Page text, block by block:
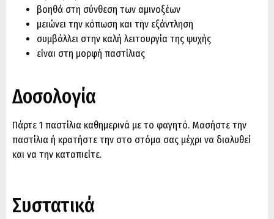
βοηθά στη σύνθεση των αμινοξέων
μειώνει την κόπωση και την εξάντληση
συμβάλλει στην καλή λειτουργία της ψυχής
είναι στη μορφή παστίλιας
Δοσολογία
Πάρτε 1 παστίλια καθημερινά με το φαγητό. Μασήστε την
παστίλια ή κρατήστε την στο στόμα σας μέχρι να διαλυθεί
και να την καταπιείτε.
Συστατικά